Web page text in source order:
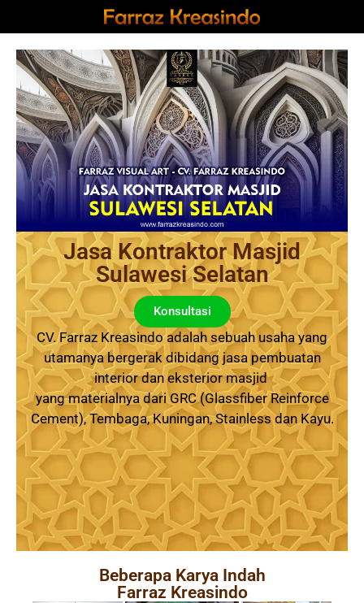
Jasa Kontraktor Masjid
Sulawesi Selatan
Konsultasi
CV. Farraz Kreasindo adalah sebuah usaha yang
utamanya bergerak dibidang jasa pembuatan
interior dan eksterior masjid
yang materialnya dari GRC (Glassfiber Reinforce
Cement), Tembaga, Kuningan, Stainless dan Kayu.
Beberapa Karya Indah
Farraz Kreasindo